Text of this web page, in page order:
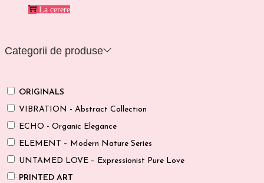
La cerere
Categorii de produse
ORIGINALS
VIBRATION - Abstract Collection
ECHO - Organic Elegance
ELEMENT – Modern Nature Series
UNTAMED LOVE – Expressionist Pure Love
PRINTED ART